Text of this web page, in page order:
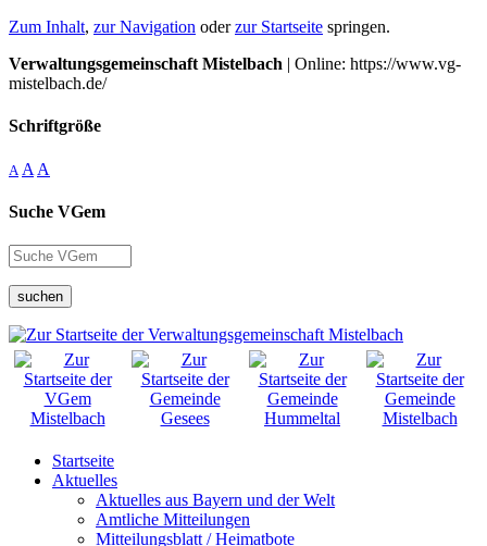
Zum Inhalt, zur Navigation oderzur Startseite springen.
Verwaltungsgemeinschaft Mistelbach | Online: https://www.vg-
mistelbach.de/
Schriftgröße
A A A
Suche VGem
suchen
Startseite
Aktuelles
Aktuelles aus Bayern und der Welt
Amtliche Mitteilungen
Mitteilungsblatt / Heimatbote